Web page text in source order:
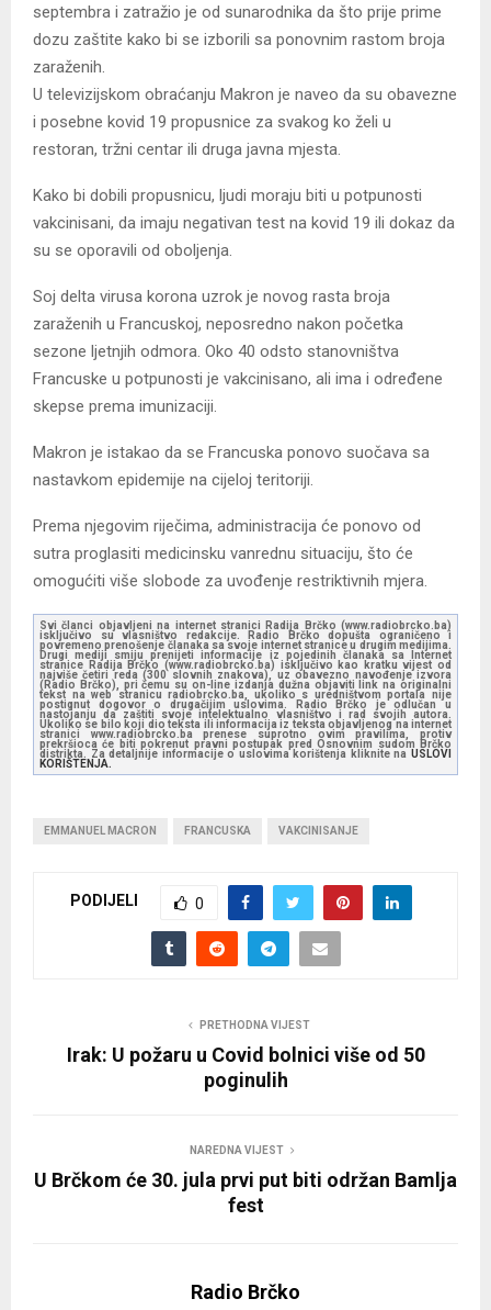
septembra i zatražio je od sunarodnika da što prije prime
dozu zaštite kako bi se izborili sa ponovnim rastom broja
zaraženih.
U televizijskom obraćanju Makron je naveo da su obavezne
i posebne kovid 19 propusnice za svakog ko želi u
restoran, tržni centar ili druga javna mjesta.
Kako bi dobili propusnicu, ljudi moraju biti u potpunosti
vakcinisani, da imaju negativan test na kovid 19 ili dokaz da
su se oporavili od oboljenja.
Soj delta virusa korona uzrok je novog rasta broja
zaraženih u Francuskoj, neposredno nakon početka
sezone ljetnjih odmora. Oko 40 odsto stanovništva
Francuske u potpunosti je vakcinisano, ali ima i određene
skepse prema imunizaciji.
Makron je istakao da se Francuska ponovo suočava sa
nastavkom epidemije na cijeloj teritoriji.
Prema njegovim riječima, administracija će ponovo od
sutra proglasiti medicinsku vanrednu situaciju, što će
omogućiti više slobode za uvođenje restriktivnih mjera.
Svi članci objavljeni na internet stranici Radija Brčko (www.radiobrcko.ba)
isključivo su vlasništvo redakcije. Radio Brčko dopušta ograničeno i
povremeno prenošenje članaka sa svoje internet stranice u drugim medijima.
Drugi mediji smiju prenijeti informacije iz pojedinih članaka sa Internet
stranice Radija Brčko (www.radiobrcko.ba) isključivo kao kratku vijest od
najviše četiri reda (300 slovnih znakova), uz obavezno navođenje izvora
(Radio Brčko), pri čemu su on-line izdanja dužna objaviti link na originalni
tekst na web stranicu radiobrcko.ba, ukoliko s uredništvom portala nije
postignut dogovor o drugačijim uslovima. Radio Brčko je odlučan u
nastojanju da zaštiti svoje intelektualno vlasništvo i rad svojih autora.
Ukoliko se bilo koji dio teksta ili informacija iz teksta objavljenog na internet
stranici www.radiobrcko.ba prenese suprotno ovim pravilima, protiv
prekršioca će biti pokrenut pravni postupak pred Osnovnim sudom Brčko
distrikta. Za detaljnije informacije o uslovima korištenja kliknite na USLOVI
KORIŠTENJA.
EMMANUEL MACRON FRANCUSKA VAKCINISANJE
PODIJELI 0
PRETHODNA VIJEST
Irak: U požaru u Covid bolnici više od 50
poginulih
NAREDNA VIJEST
U Brčkom će 30. jula prvi put biti održan Bamlja
fest
Radio Brčko